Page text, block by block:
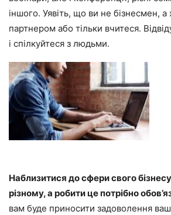
іншого. Уявіть, що ви не бізнесмен, а
партнером або тільки вчитеся.
і спілкуйтеся з людьми.
Наблизитися до сфери свого
різному, а робити це потрібно
вам буде приносити задоволення